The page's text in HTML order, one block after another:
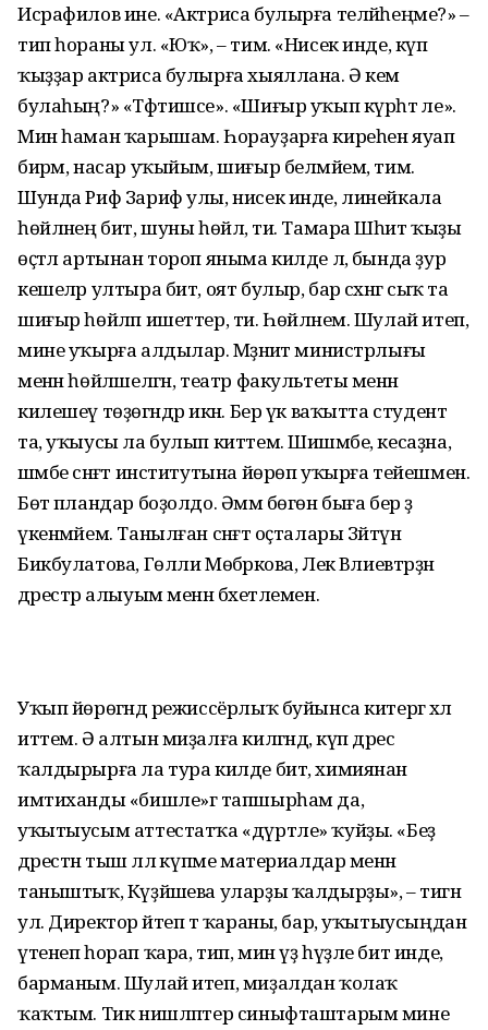
Исрафилов ине. «Актриса булырға теләй­һеңме?» –
тип һораны ул. «Юҡ», – тим. «Нисек инде, күп
ҡыҙҙар актриса булырға хыяллана. Ә кем
булаһың?» «Тәфтишсе». «Шиғыр уҡып күр­һәт әле».
Мин һаман ҡарышам. Һорауҙарға киреһен яуап
бирәм, насар уҡыйым, шиғыр белмәйем, тим.
Шунда Риф Зариф улы, нисек инде, линейкала
һөйләнең бит, шуны һөйлә, ти. Тамара Шәһит ҡыҙы
өҫтәл артынан тороп яныма килде лә, бында ҙур
кешеләр ултыра бит, оят булыр, бар сәхнәгә сыҡ та
шиғыр һөйләп ишеттер, ти. Һөйләнем. Шулай итеп,
мине уҡырға алдылар. Мәҙәниәт министрлығы
менән һөйләшелгән, театр факультеты менән
килешеү төҙөгәндәр икән. Бер үк ваҡытта студент
та, уҡыусы ла булып киттем. Шишәмбе, кес­аҙна,
шәмбе сәнғәт институтына йөрөп уҡырға тейешмен.
Бөтә пландар боҙолдо. Әммә бөгөн быға бер ҙә
үкенмәйем. Таныл­ған сәнғәт оҫталары Зәйтүнә
Бикбулатова, Гөлли Мөбәрәкова, Лек Вәлиевтәрҙән
дәрестәр алыуым менән бәхетлемен.
Уҡып йөрөгәндә режиссёр­лыҡ буйынса китергә хәл
иттем. Ә алтын миҙалға килгәндә, күп дә­рес
ҡалдырырға ла тура килде бит, химиянан
имтиханды «бишле»­гә тапшырһам да,
уҡытыусым аттестатҡа «дүртле» ҡуйҙы. «Беҙ
дәрестән тыш әллә күпме мате­риалдар менән
таныштыҡ, Күҙйәшева уларҙы ҡалдырҙы», – тигән
ул. Директор әйтеп тә ҡараны, бар, уҡытыусыңдан
үтенеп һорап ҡара, тип, мин үҙ һүҙле бит инде,
барманым. Шулай итеп, миҙалдан ҡолаҡ
ҡаҡтым. Тик нишләптер синыфташтарым мине